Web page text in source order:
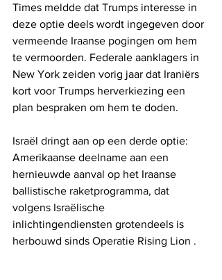
Times meldde dat Trumps interesse in
deze optie deels wordt ingegeven door
vermeende Iraanse pogingen om hem
te vermoorden. Federale aanklagers in
New York zeiden vorig jaar dat Iraniërs
kort voor Trumps herverkiezing een
plan bespraken om hem te doden.
Israël dringt aan op een derde optie:
Amerikaanse deelname aan een
hernieuwde aanval op het Iraanse
ballistische raketprogramma, dat
volgens Israëlische
inlichtingendiensten grotendeels is
herbouwd sinds Operatie Rising Lion .